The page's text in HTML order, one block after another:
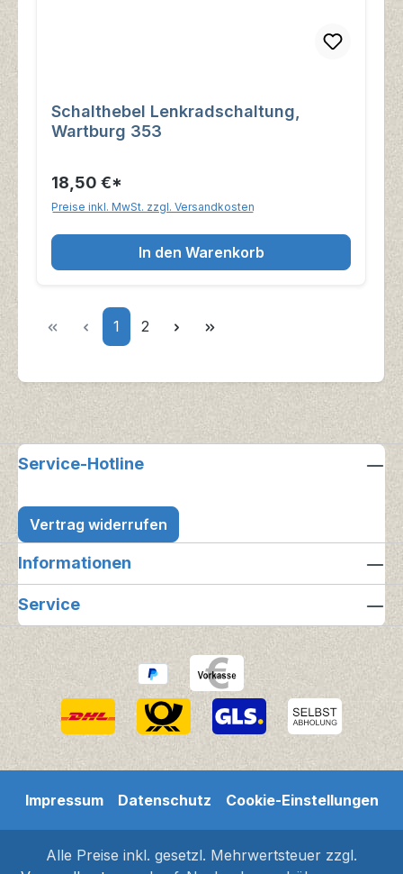
Schalthebel Lenkradschaltung,
Wartburg 353
18,50 €*
Preise inkl. MwSt. zzgl. Versandkosten
In den Warenkorb
Seite
1 Seite
2
Service-Hotline
Vertrag widerrufen
Informationen
Service
Impressum Datenschutz Cookie-Einstellungen
Alle Preise inkl. gesetzl. Mehrwertsteuer zzgl.